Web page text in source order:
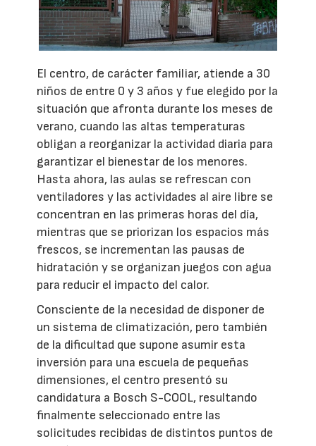
El centro, de carácter familiar, atiende a 30
niños de entre 0 y 3 años y fue elegido por la
situación que afronta durante los meses de
verano, cuando las altas temperaturas
obligan a reorganizar la actividad diaria para
garantizar el bienestar de los menores.
Hasta ahora, las aulas se refrescan con
ventiladores y las actividades al aire libre se
concentran en las primeras horas del día,
mientras que se priorizan los espacios más
frescos, se incrementan las pausas de
hidratación y se organizan juegos con agua
para reducir el impacto del calor.
Consciente de la necesidad de disponer de
un sistema de climatización, pero también
de la dificultad que supone asumir esta
inversión para una escuela de pequeñas
dimensiones, el centro presentó su
candidatura a Bosch S-COOL, resultando
finalmente seleccionado entre las
solicitudes recibidas de distintos puntos de